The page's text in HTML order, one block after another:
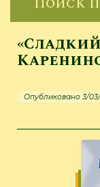
Опубликовано 3/03/